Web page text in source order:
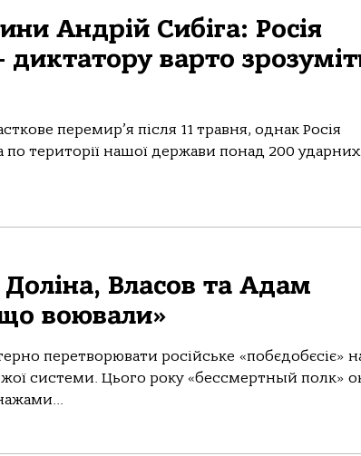
Андрій Сибіга: Росія
варто
перемир’я після 11 травня, однак Росія
по території нашої держави понад 200
Доліна, Власов та Адам
воювали»
перетворювати російське «побєдобєсіє»
системи. Цього року «бессмертный полк»